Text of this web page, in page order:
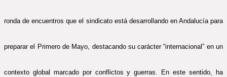
ronda de encuentros que el sindicato está desarrollando en Andalucía para
preparar el Primero de Mayo, destacando su carácter “internacional” en un
contexto global marcado por conflictos y guerras. En este sentido, ha